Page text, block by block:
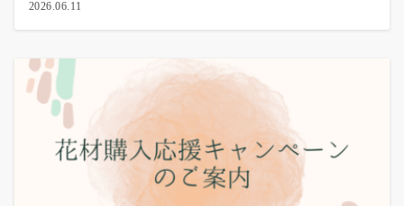
2026.06.11